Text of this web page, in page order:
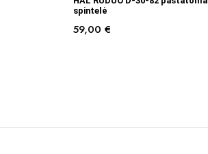
spintelė
59,00 €